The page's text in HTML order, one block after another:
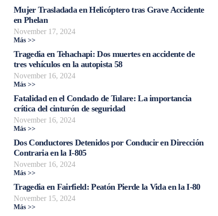
Mujer Trasladada en Helicóptero tras Grave Accidente
en Phelan
November 17, 2024
Más >>
Tragedia en Tehachapi: Dos muertes en accidente de
tres vehículos en la autopista 58
November 16, 2024
Más >>
Fatalidad en el Condado de Tulare: La importancia
crítica del cinturón de seguridad
November 16, 2024
Más >>
Dos Conductores Detenidos por Conducir en Dirección
Contraria en la I-805
November 16, 2024
Más >>
Tragedia en Fairfield: Peatón Pierde la Vida en la I-80
November 15, 2024
Más >>